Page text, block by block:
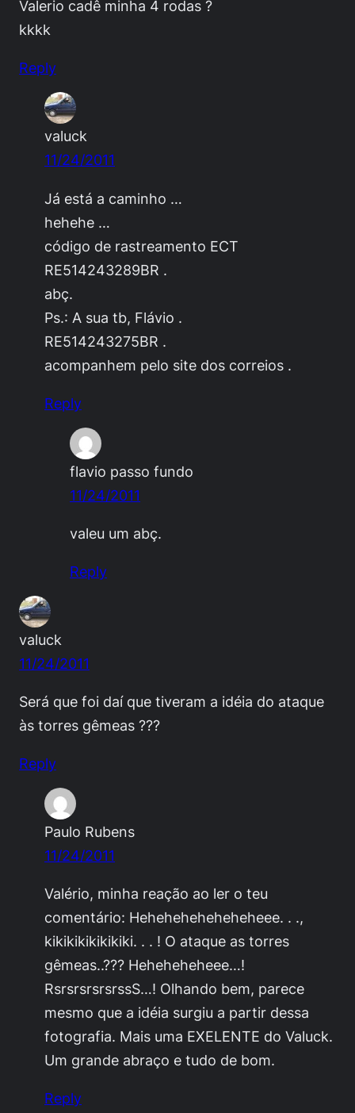
Valerio cadê minha 4 rodas ?
kkkk
Reply
valuck
11/24/2011
Já está a caminho …
hehehe …
código de rastreamento ECT
RE514243289BR .
abç.
Ps.: A sua tb, Flávio .
RE514243275BR .
acompanhem pelo site dos correios .
Reply
flavio passo fundo
11/24/2011
valeu um abç.
Reply
valuck
11/24/2011
Será que foi daí que tiveram a idéia do ataque
às torres gêmeas ???
Reply
Paulo Rubens
11/24/2011
Valério, minha reação ao ler o teu
comentário: Heheheheheheheheee. . .,
kikikikikikikiki. . . ! O ataque as torres
gêmeas..??? Heheheheheee…!
RsrsrsrsrsrssS…! Olhando bem, parece
mesmo que a idéia surgiu a partir dessa
fotografia. Mais uma EXELENTE do Valuck.
Um grande abraço e tudo de bom.
Reply